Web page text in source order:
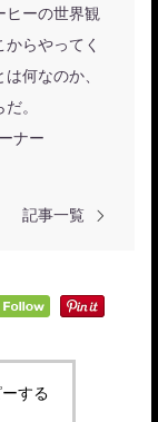
ヒーの世界観
らやってく
何なのか、
。
ナー
記事一覧
する